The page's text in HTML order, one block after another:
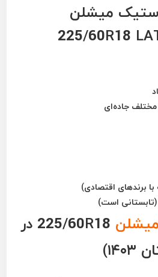
میشلن
225/60R18
جاده‌ای
برندهای اقتصادی)
است)
225/60R18 در